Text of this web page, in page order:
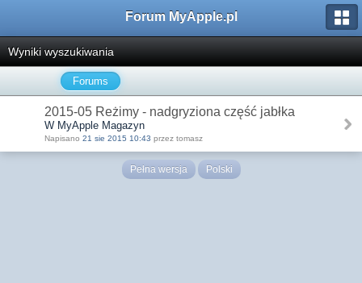
Forum MyApple.pl
Wyniki wyszukiwania
Forums
2015-05 Reżimy - nadgryziona część jabłka
W MyApple Magazyn
Napisano 21 sie 2015 10:43 przez tomasz
Pełna wersja Polski